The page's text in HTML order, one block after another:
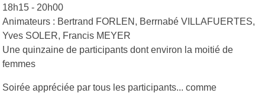
18h15 - 20h00
Animateurs : Bertrand FORLEN, Berrnabé VILLAFUERTES,
Yves SOLER, Francis MEYER
Une quinzaine de participants dont environ la moitié de
femmes
Soirée appréciée par tous les participants... comme